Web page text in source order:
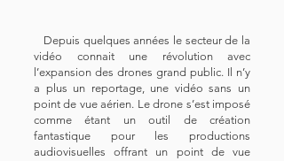
Depuis quelques années le secteur de la
vidéo connait une révolution avec
l’expansion des drones grand public. Il n’y
a plus un reportage, une vidéo sans un
point de vue aérien. Le drone s’est imposé
comme étant un outil de création
fantastique pour les productions
audiovisuelles offrant un point de vue